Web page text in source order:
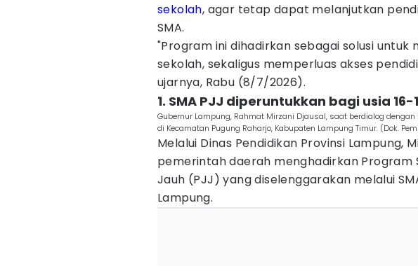
sekolah, agar tetap dapat melanjutkan
SMA.
"Program ini dihadirkan sebagai solusi untuk
sekolah, sekaligus memperluas akses
ujarnya, Rabu (8/7/2026).
1. SMA PJJ diperuntukkan bagi usia 16-
Gubernur Lampung, Rahmat Mirzani Djausal, saat berdialog
di Kecamatan Pugung Raharjo, Kabupaten Lampung Timur. (Dok.
Melalui Dinas Pendidikan Provinsi Lampung,
pemerintah daerah menghadirkan Program
Jauh (PJJ) yang diselenggarakan melalui
Lampung.